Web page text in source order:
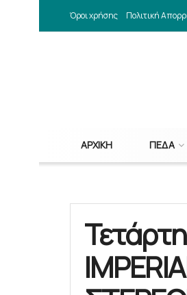
Όροι χρήσης Πολιτική
ΑΡΧΙΚΉ ΠΕΔΑ